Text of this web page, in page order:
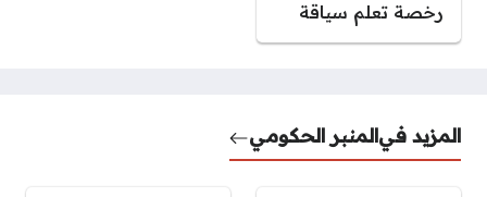
رخصة تعلم سياقة
المزيد فيالمنبر الحكومي